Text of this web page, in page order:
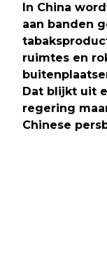
In China
aan banden
ruimtes en
Dat blijkt uit
regering
Chinese